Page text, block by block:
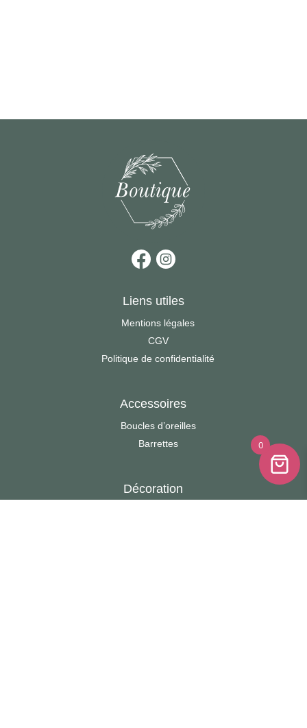
Liens utiles
Mentions légales
CGV
Politique de confidentialité
Accessoires
Boucles d’oreilles
Barrettes
Décoration
0